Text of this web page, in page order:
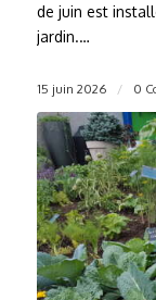
de juin est
jardin.…
15 juin 2026 / 0